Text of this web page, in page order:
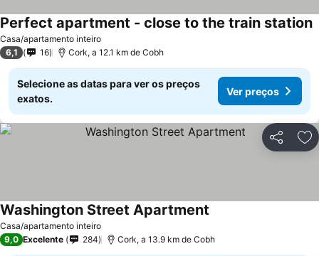
Casa/apartamento inteiro
Perfect apartment - close to the train station
6,1 16 Cork, a 12.1 km de Cobh
Selecione as datas para ver os preços
exatos.
Ver preços
Partilhar
Casa/apartamento inteiro
Washington Street Apartment
9,0 Excelente 284 Cork, a 13.9 km de Cobh